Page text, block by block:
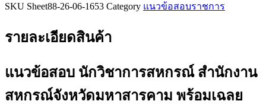
SKU Sheet88-26-06-1653 Category แนวข้อสอบราชการ
รายละเอียดสินค้า
แนวข้อสอบ นักวิชาการสหกรณ์ สำนักงาน
สหกรณ์จังหวัดมหาสารคาม พร้อมเฉลย